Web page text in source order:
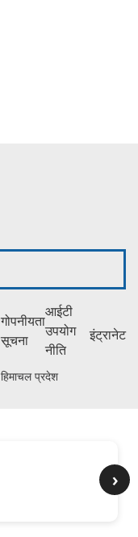
गोपनीयता
सूचना
आईटी
उपयोग
नीति
इंट्रानेट
प्रदेश
›